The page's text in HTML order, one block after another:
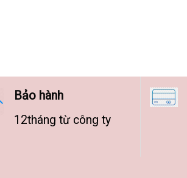
Bảo hành
12tháng từ công ty